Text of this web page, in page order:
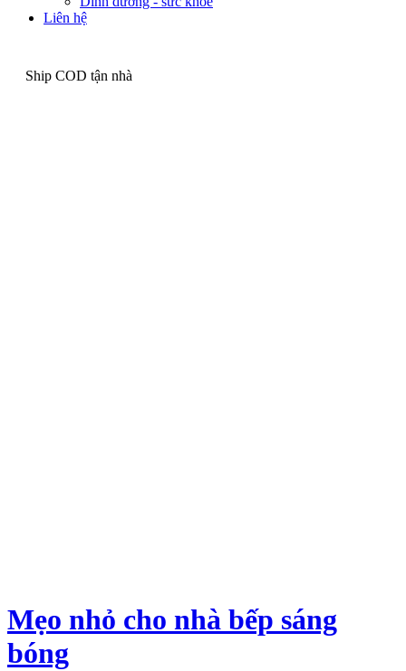
Liên hệ
Ship COD tận nhà
Mẹo nhỏ cho nhà bếp sáng
bóng